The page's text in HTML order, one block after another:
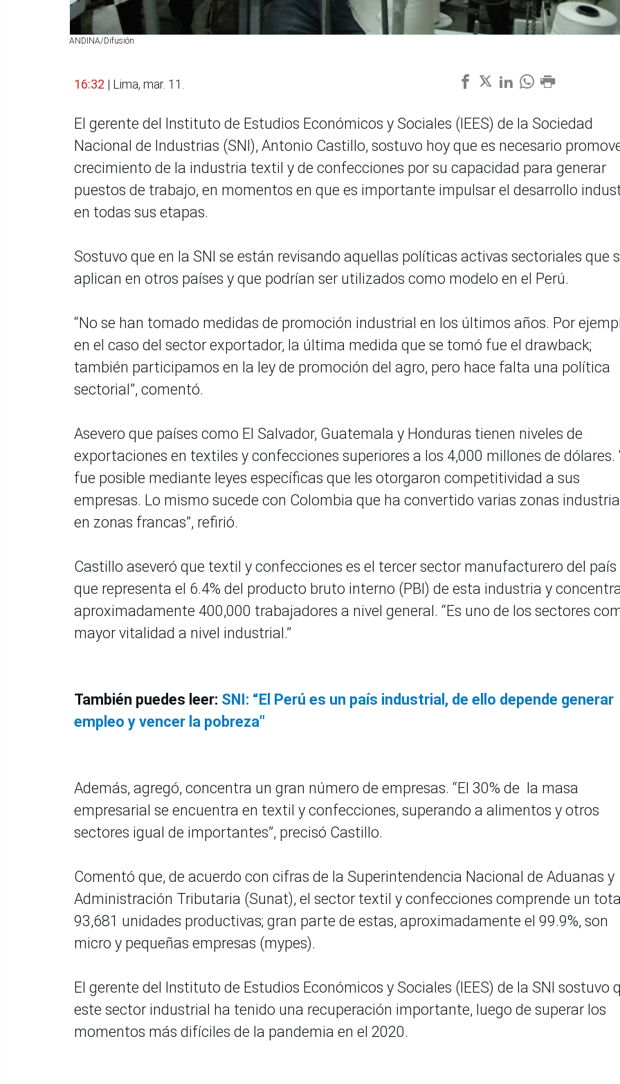
ANDINA/Difusión
16:32 | Lima, mar. 11.
El gerente del Instituto de Estudios Económicos y Sociales (IEES) de la Sociedad
Nacional de Industrias (SNI), Antonio Castillo, sostuvo hoy que es necesario
crecimiento de la industria textil y de confecciones por su capacidad para generar
puestos de trabajo, en momentos en que es importante impulsar el desarrollo
en todas sus etapas.
Sostuvo que en la SNI se están revisando aquellas políticas activas sectoriales que
aplican en otros países y que podrían ser utilizados como modelo en el Perú.
“No se han tomado medidas de promoción industrial en los últimos años. Por
en el caso del sector exportador, la última medida que se tomó fue el drawback;
también participamos en la ley de promoción del agro, pero hace falta una política
sectorial”, comentó.
Asevero que países como El Salvador, Guatemala y Honduras tienen niveles de
exportaciones en textiles y confecciones superiores a los 4,000 millones de dólares.
fue posible mediante leyes específicas que les otorgaron competitividad a sus
empresas. Lo mismo sucede con Colombia que ha convertido varias zonas
en zonas francas”, refirió.
Castillo aseveró que textil y confecciones es el tercer sector manufacturero del país
que representa el 6.4% del producto bruto interno (PBI) de esta industria y
aproximadamente 400,000 trabajadores a nivel general. “Es uno de los sectores
mayor vitalidad a nivel industrial.”
También puedes leer: SNI: “El Perú es un país industrial, de ello depende generar
empleo y vencer la pobreza"
Además, agregó, concentra un gran número de empresas. “El 30% de la masa
empresarial se encuentra en textil y confecciones, superando a alimentos y otros
sectores igual de importantes”, precisó Castillo.
Comentó que, de acuerdo con cifras de la Superintendencia Nacional de Aduanas y
Administración Tributaria (Sunat), el sector textil y confecciones comprende un
93,681 unidades productivas; gran parte de estas, aproximadamente el 99.9%, son
micro y pequeñas empresas (mypes).
El gerente del Instituto de Estudios Económicos y Sociales (IEES) de la SNI sostuvo
este sector industrial ha tenido una recuperación importante, luego de superar los
momentos más difíciles de la pandemia en el 2020.